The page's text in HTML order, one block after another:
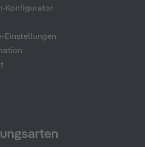
Konfigurator
Einstellungen